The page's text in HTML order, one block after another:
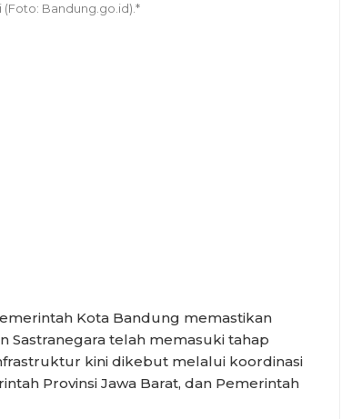
(Foto: Bandung.go.id).*
Kota Bandung memastikan
Sastranegara telah memasuki tahap
kini dikebut melalui koordinasi
Provinsi Jawa Barat, dan Pemerintah